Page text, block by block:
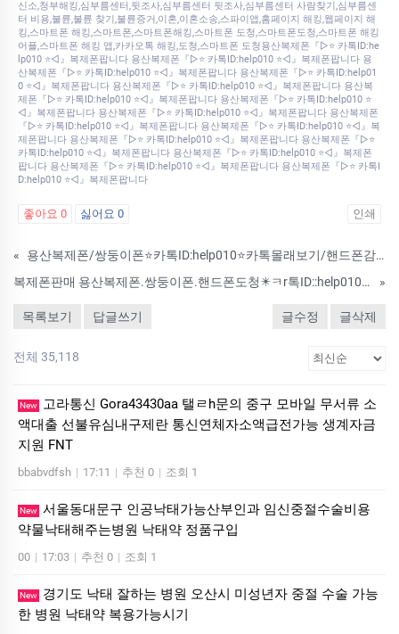
신소,청부해킹,심부름센터,뒷조사,심부름센터 뒷조사,심부름센터 사람찾기,심부름센
터 비용,불륜,불륜 찾기,불륜증거,이혼,이혼소송,스파이앱,홈페이지 해킹,웹페이지 해
킹,스마트폰 해킹,스마트폰,스마트폰해킹,스마트폰 도청,스마트폰도청,스마트폰 해킹
어플,스마트폰 해킹 앱,카카오톡 해킹,도청,스마트폰 도청용산복제폰『▷⭐ 카톡ID:he
lp010 ⭐◁』복제폰팝니다 용산복제폰『▷⭐ 카톡ID:help010 ⭐◁』복제폰팝니다 용
산복제폰『▷⭐ 카톡ID:help010 ⭐◁』복제폰팝니다 용산복제폰『▷⭐ 카톡ID:help01
0 ⭐◁』복제폰팝니다 용산복제폰『▷⭐ 카톡ID:help010 ⭐◁』복제폰팝니다 용산복
제폰『▷⭐ 카톡ID:help010 ⭐◁』복제폰팝니다 용산복제폰『▷⭐ 카톡ID:help010 ⭐
◁』복제폰팝니다 용산복제폰『▷⭐ 카톡ID:help010 ⭐◁』복제폰팝니다 용산복제폰
『▷⭐ 카톡ID:help010 ⭐◁』복제폰팝니다 용산복제폰『▷⭐ 카톡ID:help010 ⭐◁』복
제폰팝니다 용산복제폰『▷⭐ 카톡ID:help010 ⭐◁』복제폰팝니다 용산복제폰『▷⭐
카톡ID:help010 ⭐◁』복제폰팝니다 용산복제폰『▷⭐ 카톡ID:help010 ⭐◁』복제폰
팝니다 용산복제폰『▷⭐ 카톡ID:help010 ⭐◁』복제폰팝니다 용산복제폰『▷⭐ 카톡I
D:help010 ⭐◁』복제폰팝니다
좋아요 0 싫어요 0 인쇄
«
용산복제폰/쌍둥이폰⭐카톡ID:help010⭐카톡몰래보기/핸드폰감시/통화기록조회/사진동영상확인/인터넷검색기록확인/스파이앱
복제폰판매 용산복제폰.쌍둥이폰.핸드폰도청✴️ㅋr톡ID::help010✴️아이폰위치추적/복제폰/스파이앱/어플/흥신소/심부센터/IT전문/모바일흥신소
»
목록보기 답글쓰기 글수정 글삭제
전체 35,118
New
고라통신 Gora43430aa 탤ㄹh문의 중구 모바일 무서류 소
액대출 선불유심내구제란 통신연체자소액급전가능 생계자금
지원 FNT
bbabvdfsh | 17:11 | 추천 0 | 조회 1
New 서울동대문구 인공낙태가능산부인과 임신중절수술비용
약물낙태해주는병원 낙­태약 정품구입
00 | 17:03 | 추천 0 | 조회 1
New
경기도 낙태 잘하는 병원 오산시 미성년자 중절 수술 가능
한 병원 낙­태약 복용가능시기